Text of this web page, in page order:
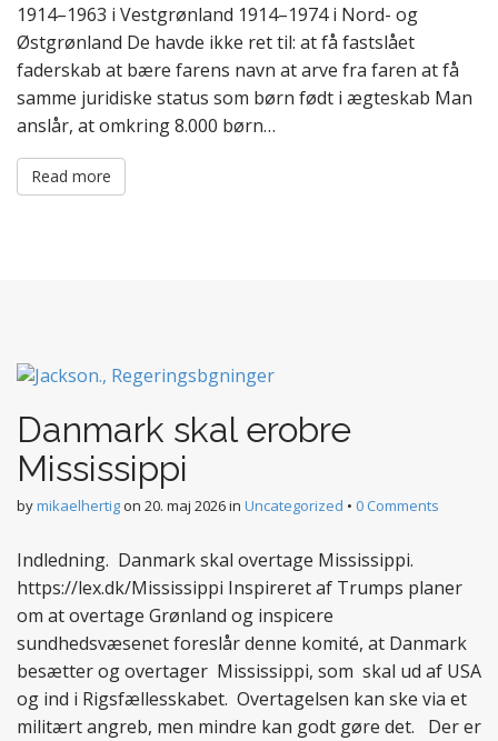
1914–1963 i Vestgrønland 1914–1974 i Nord- og
Østgrønland De havde ikke ret til: at få fastslået
faderskab at bære farens navn at arve fra faren at få
samme juridiske status som børn født i ægteskab Man
anslår, at omkring 8.000 børn…
Read more
Danmark skal erobre
Mississippi
bymikaelhertigon 20. maj 2026in Uncategorized • 0 Comments
Indledning. Danmark skal overtage Mississippi.
https://lex.dk/Mississippi Inspireret af Trumps planer
om at overtage Grønland og inspicere
sundhedsvæsenet foreslår denne komité, at Danmark
besætter og overtager Mississippi, som skal ud af USA
og ind i Rigsfællesskabet. Overtagelsen kan ske via et
militært angreb, men mindre kan godt gøre det. Der er